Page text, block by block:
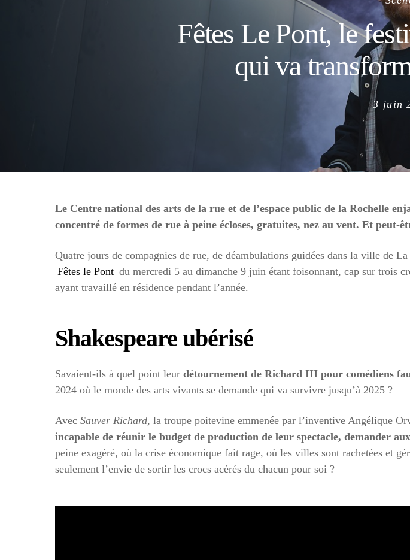
Fêtes Le Pont, le
qui va
Posted
on
3 juin
Le Centre national des arts de la rue et de l’espace public de la Rochelle
concentré de formes de rue à peine écloses, gratuites, nez au vent. Et peut-
Quatre jours de compagnies de rue, de déambulations guidées dans la ville de
Fêtes le Pont du mercredi 5 au dimanche 9 juin étant foisonnant, cap sur trois
ayant travaillé en résidence pendant l’année.
Shakespeare ubérisé
Savaient-ils à quel point leur détournement de Richard III pour comédiens
2024 où le monde des arts vivants se demande qui va survivre jusqu’à 2025 ?
Avec Sauver Richard, la troupe poitevine emmenée par l’inventive Angélique
incapable de réunir le budget de production de leur spectacle, demander
peine exagéré, où la crise économique fait rage, où les villes sont rachetées et
seulement l’envie de sortir les crocs acérés du chacun pour soi ?